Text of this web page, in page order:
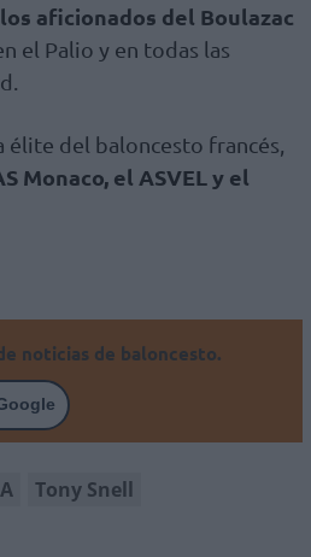
aficionados del Boulazac
el Palio y en todas las
élite del baloncesto francés,
Monaco, el ASVEL y el
noticias de baloncesto.
Tony Snell